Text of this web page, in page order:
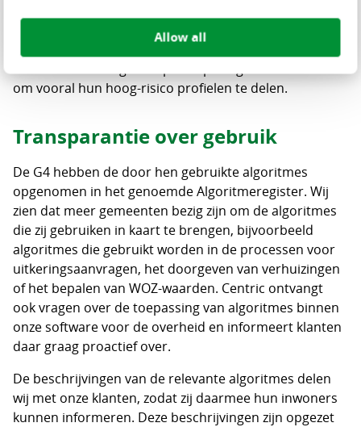
Allow all
bevatten over de werking van deze producten en de
om vooral hun hoog-risico profielen te delen.
Transparantie over gebruik
De G4 hebben de door hen gebruikte algoritmes
opgenomen in het genoemde Algoritmeregister. Wij
zien dat meer gemeenten bezig zijn om de algoritmes
die zij gebruiken in kaart te brengen, bijvoorbeeld
algoritmes die gebruikt worden in de processen voor
uitkeringsaanvragen, het doorgeven van verhuizingen
of het bepalen van WOZ-waarden. Centric ontvangt
ook vragen over de toepassing van algoritmes binnen
onze software voor de overheid en informeert klanten
daar graag proactief over.
De beschrijvingen van de relevante algoritmes delen
wij met onze klanten, zodat zij daarmee hun inwoners
kunnen informeren. Deze beschrijvingen zijn opgezet